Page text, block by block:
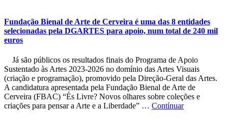
Fundação Bienal de Arte de Cerveira é uma das 8 entidades
selecionadas pela DGARTES para apoio, num total de 240 mil
euros
Já são públicos os resultados finais do Programa de Apoio
Sustentado às Artes 2023-2026 no domínio das Artes Visuais
(criação e programação), promovido pela Direção-Geral das Artes.
A candidatura apresentada pela Fundação Bienal de Arte de
Cerveira (FBAC) “És Livre? Novos olhares sobre coleções e
criações para pensar a Arte e a Liberdade” … Contínuar